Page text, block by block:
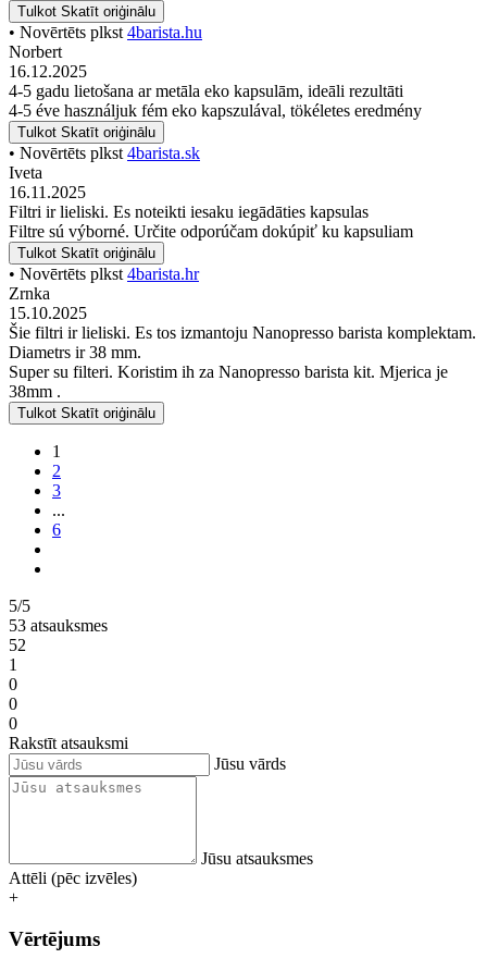
Tulkot Skatīt oriģinālu
• Novērtēts plkst 4barista.hu
Norbert
16.12.2025
4-5 gadu lietošana ar metāla eko kapsulām, ideāli rezultāti
4-5 éve használjuk fém eko kapszulával, tökéletes eredmény
Tulkot Skatīt oriģinālu
• Novērtēts plkst 4barista.sk
Iveta
16.11.2025
Filtri ir lieliski. Es noteikti iesaku iegādāties kapsulas
Filtre sú výborné. Určite odporúčam dokúpiť ku kapsuliam
Tulkot Skatīt oriģinālu
• Novērtēts plkst 4barista.hr
Zrnka
15.10.2025
Šie filtri ir lieliski. Es tos izmantoju Nanopresso barista komplektam.
Diametrs ir 38 mm.
Super su filteri. Koristim ih za Nanopresso barista kit. Mjerica je
38mm .
Tulkot Skatīt oriģinālu
1
2
3
...
6
5/5
53 atsauksmes
52
1
0
0
0
Rakstīt atsauksmi
Jūsu vārds
Jūsu atsauksmes
Attēli (pēc izvēles)
+
Vērtējums